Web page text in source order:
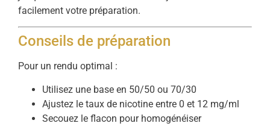
facilement votre préparation.
Conseils de préparation
Pour un rendu optimal :
Utilisez une base en 50/50 ou 70/30
Ajustez le taux de nicotine entre 0 et 12 mg/ml
Secouez le flacon pour homogénéiser